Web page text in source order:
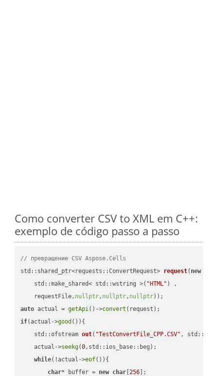
Como converter CSV to XML em C++:
exemplo de código passo a passo
// превращение CSV Aspose.Cells
std::shared_ptr<requests::ConvertRequest> request( new
    std::make_shared< std::wstring >(
"HTML" ) ,
    requestFile,
nullptr, nullptr, nullptr))
auto actual = getApi()->convert
if(actual->good ()){
std::ofstream out( "TestConvertFile_CPP.CSV" ,
    actual->
seekg(0,std::ios_base::beg);
while(!actual->eof()){
char* buffer = new char [256 ];